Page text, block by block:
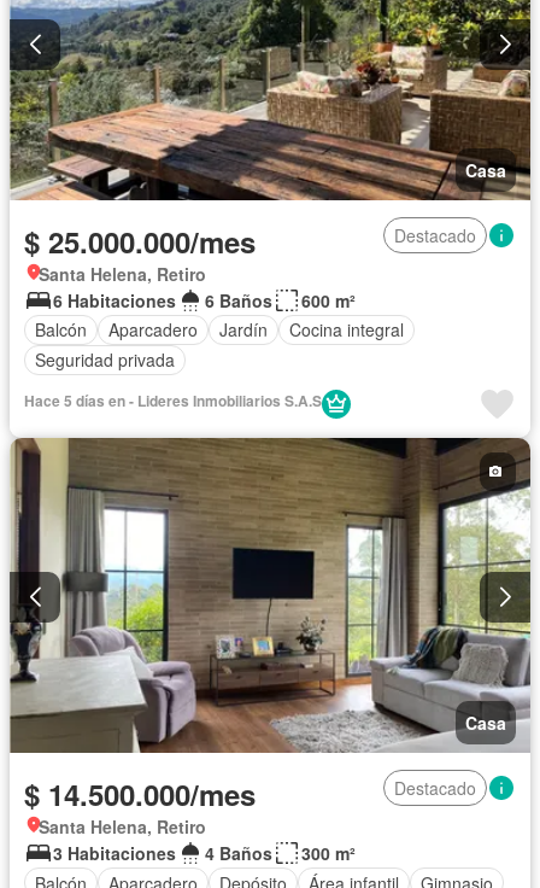
Casa
$ 25.000.000/mes
Destacado
Santa Helena, Retiro
6 Habitaciones
6 Baños
600 m²
Balcón
Aparcadero Jardín
Cocina integral
Seguridad privada
Hace 5 días en - Lideres Inmobiliarios S.A.S
Casa
$ 14.500.000/mes
Destacado
Santa Helena, Retiro
3 Habitaciones
4 Baños
300 m²
Balcón
Aparcadero Depósito Área infantil
Gimnasio